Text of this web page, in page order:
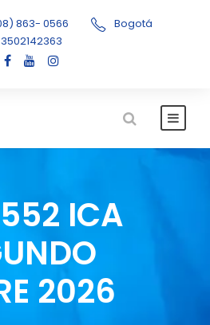
863- 0566
Bogotá
3502142363
ICA
2026